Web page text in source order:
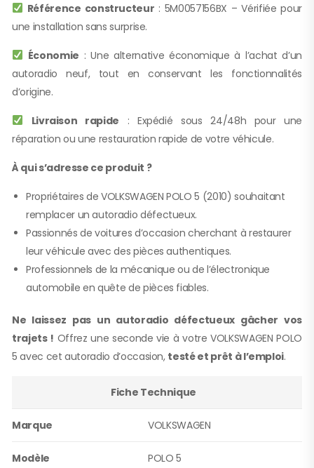
Référence constructeur : 5M0057156BX – Vérifiée pour
une installation sans surprise.
Économie : Une alternative économique à l’achat d’un
autoradio neuf, tout en conservant les fonctionnalités
d’origine.
Livraison rapide : Expédié sous 24/48h pour une
réparation ou une restauration rapide de votre véhicule.
À qui s’adresse ce produit ?
Propriétaires de VOLKSWAGEN POLO 5 (2010) souhaitant
remplacer un autoradio défectueux.
Passionnés de voitures d’occasion cherchant à restaurer
leur véhicule avec des pièces authentiques.
Professionnels de la mécanique ou de l’électronique
automobile en quête de pièces fiables.
Ne laissez pas un autoradio défectueux gâcher vos
trajets ! Offrez une seconde vie à votre VOLKSWAGEN POLO
5 avec cet autoradio d’occasion, testé et prêt à l’emploi.
Fiche Technique
Marque VOLKSWAGEN
Modèle POLO 5